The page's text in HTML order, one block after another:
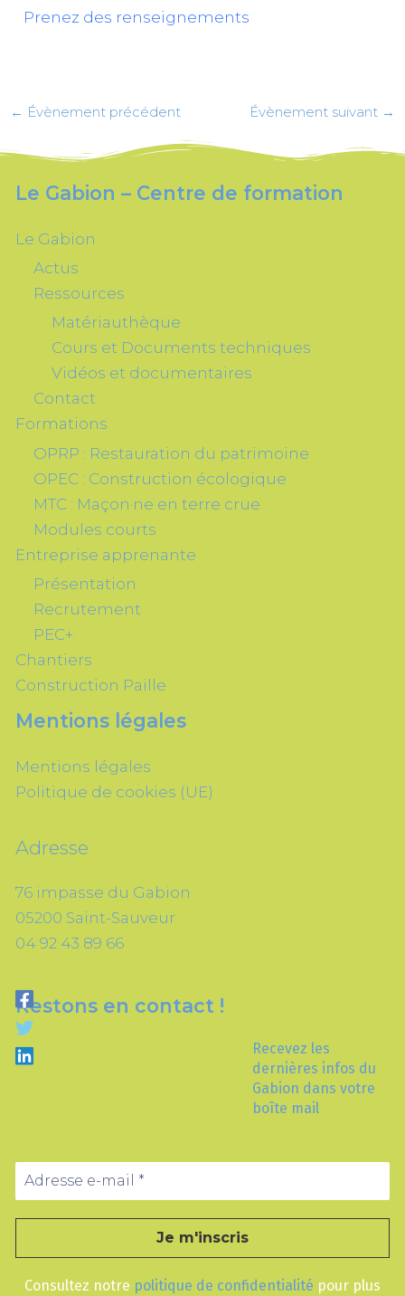
Prenez des renseignements
← Évènement précédent Évènement suivant →
Le Gabion – Centre de formation
Le Gabion
Actus
Ressources
Matériauthèque
Cours et Documents techniques
Vidéos et documentaires
Contact
Formations
OPRP : Restauration du patrimoine
OPEC : Construction écologique
MTC : Maçon·ne en terre crue
Modules courts
Entreprise apprenante
Présentation
Recrutement
PEC+
Chantiers
Construction Paille
Mentions légales
Mentions légales
Politique de cookies (UE)
Adresse
76 impasse du Gabion
05200 Saint-Sauveur
04 92 43 89 66
Restons en contact !
Recevez les
dernières infos du
Gabion dans votre
boîte mail
Consultez notre politique de confidentialité pour plus